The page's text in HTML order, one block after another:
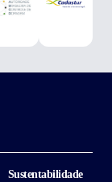
Sustentabilidade